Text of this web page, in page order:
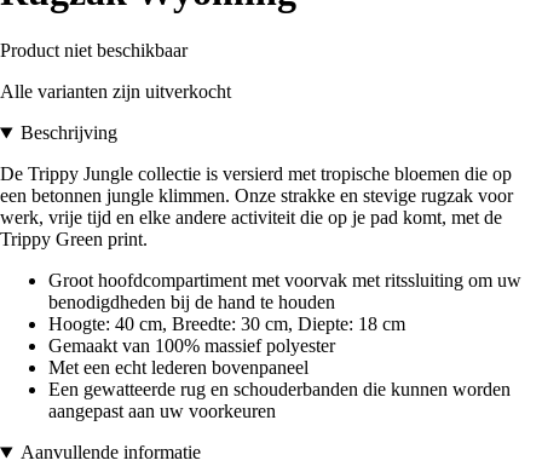
Product niet beschikbaar
Alle varianten zijn uitverkocht
Beschrijving
De Trippy Jungle collectie is versierd met tropische bloemen die op
een betonnen jungle klimmen. Onze strakke en stevige rugzak voor
werk, vrije tijd en elke andere activiteit die op je pad komt, met de
Trippy Green print.
Groot hoofdcompartiment met voorvak met ritssluiting om uw
benodigdheden bij de hand te houden
Hoogte: 40 cm, Breedte: 30 cm, Diepte: 18 cm
Gemaakt van 100% massief polyester
Met een echt lederen bovenpaneel
Een gewatteerde rug en schouderbanden die kunnen worden
aangepast aan uw voorkeuren
Aanvullende informatie